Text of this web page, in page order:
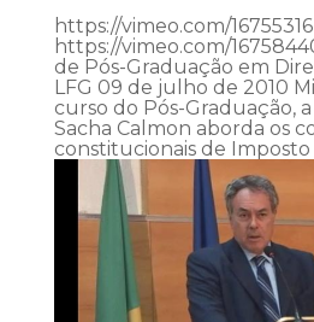
https://vimeo.com/16755316
https://vimeo.com/
de Pós-Graduação em
LFG 09 de julho de 2010
curso do Pós-Graduação,
Sacha Calmon aborda os
constitucionais de Imposto